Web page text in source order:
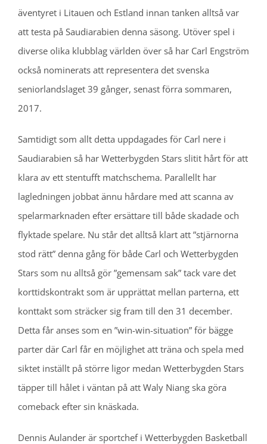
äventyret i Litauen och Estland innan tanken alltså var
att testa på Saudiarabien denna säsong. Utöver spel i
diverse olika klubblag världen över så har Carl Engström
också nominerats att representera det svenska
seniorlandslaget 39 gånger, senast förra sommaren,
2017.
Samtidigt som allt detta uppdagades för Carl nere i
Saudiarabien så har Wetterbygden Stars slitit hårt för att
klara av ett stentufft matchschema. Parallellt har
lagledningen jobbat ännu hårdare med att scanna av
spelarmarknaden efter ersättare till både skadade och
flyktade spelare. Nu står det alltså klart att ”stjärnorna
stod rätt” denna gång för både Carl och Wetterbygden
Stars som nu alltså gör ”gemensam sak” tack vare det
korttidskontrakt som är upprättat mellan parterna, ett
konttakt som sträcker sig fram till den 31 december.
Detta får anses som en ”win-win-situation” för bägge
parter där Carl får en möjlighet att träna och spela med
siktet inställt på större ligor medan Wetterbygden Stars
täpper till hålet i väntan på att Waly Niang ska göra
comeback efter sin knäskada.
Dennis Aulander är sportchef i Wetterbygden Basketball